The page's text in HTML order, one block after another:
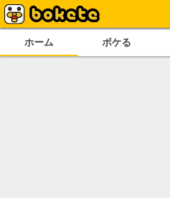
ホーム ボケる